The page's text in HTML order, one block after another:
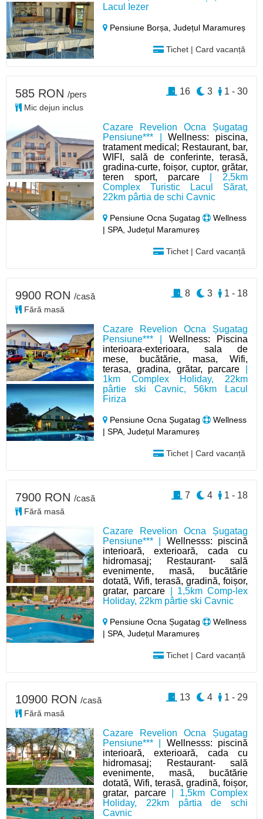
Lacul Iezer
Pensiune Borșa,Județul Maramureș
Tichet | Card vacanță
Cazare Revelion Ocna Șugatag
Pensiune*** |Wellness: piscina,
tratament medical; Restaurant, bar,
WIFI, sală de conferinte, terasă,
gradina-curte, foișor, cuptor, grătar,
teren sport, parcare| 2,5km
Complex Turistic Lacul Sărat,
22km pârtia de schi Cavnic
Pensiune Ocna Șugatag
Wellness
| SPA, Județul Maramureș
Tichet | Card vacanță
585 RON /pers
Mic dejun inclus
1 - 30
3
16
Cazare Revelion Ocna Șugatag
Pensiune*** | Wellness: Piscina
interioara-exterioara, sala de
mese, bucătărie, masa, Wifi,
terasa, gradina, grătar, parcare
1km Complex Holiday, 22km
pârtie ski Cavnic, 56km Lacul
Firiza
Pensiune Ocna Șugatag
Wellness
| SPA, Județul Maramureș
Tichet | Card vacanță
9900 RON /casă
Fără masă
1 - 18
3
8
Cazare Revelion Ocna Șugatag
Pensiune*** | Wellnesss: piscină
interioară, exterioară, cada cu
hidromasaj; Restaurant- sală
evenimente, masă, bucătărie
dotată, Wifi, terasă, gradină, foișor,
gratar, parcare | 1,5km Comp-lex
Holiday, 22km pârtie ski Cavnic
Pensiune Ocna Șugatag
Wellness
| SPA, Județul Maramureș
Tichet | Card vacanță
7900 RON /casă
Fără masă
1 - 18
4
7
Cazare Revelion Ocna Șugatag
Pensiune*** | Wellnesss: piscină
interioară, exterioară, cada cu
hidromasaj; Restaurant- sală
evenimente, masă, bucătărie
dotată, Wifi, terasă, gradină, foișor,
gratar, parcare| 1,5km Complex
Holiday, 22km pârtia de schi
Cavnic
10900 RON /casă
Fără masă
1 - 29
4
13